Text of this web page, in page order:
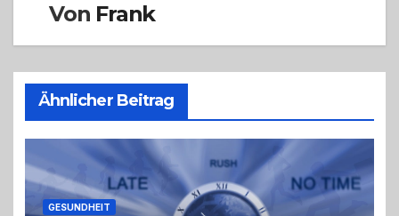
Von Frank
Ähnlicher Beitrag
GESUNDHEIT